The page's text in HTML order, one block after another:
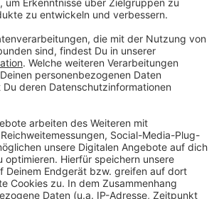
Produktionsflächen, die
eröffnen können.
Die Stallgrün-Gründer
Niehaus und Judith Ryll wollen
mit
eine neue, wirtschaftliche